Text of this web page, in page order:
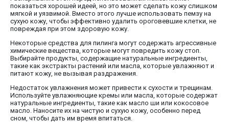
показаться хорошей идеей, но это может сделать кожу слишком
мягкой и уязвимой. Вместо этого лучше использовать пемзу на
сухую кожу, чтобы эффективно удалить ороговевшие клетки, не
повреждая при этом здоровую кожу.
Некоторые средства для пилинга могут содержать агрессивные
химические вещества, которые могут повредить кожу стоп.
Выбирайте продукты, содержащие натуральные ингредиенты,
такие как экстракты растений или масла, которые увлажняют и
питают кожу, не вызывая раздражения.
Недостаток увлажнения может привести к сухости и трещинам.
Используйте увлажняющие кремы или масла, которые содержат
натуральные ингредиенты, такие как масло ши или кокосовое
масло. Наносите их на чистую и сухую кожу, особенно перед
сном, чтобы дать им время впитаться.